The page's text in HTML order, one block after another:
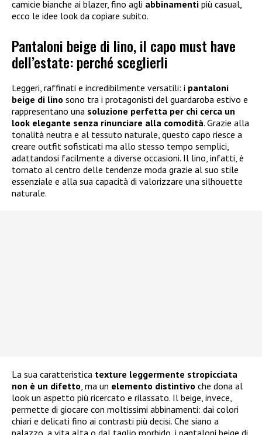
camicie bianche ai blazer, fino agli abbinamenti più casual,
ecco le idee look da copiare subito.
Pantaloni beige di lino, il capo must have
dell’estate: perché sceglierli
Leggeri, raffinati e incredibilmente versatili: i pantaloni
beige di lino sono tra i protagonisti del guardaroba estivo e
rappresentano una soluzione perfetta per chi cerca un
look elegante senza rinunciare alla comodità. Grazie alla
tonalità neutra e al tessuto naturale, questo capo riesce a
creare outfit sofisticati ma allo stesso tempo semplici,
adattandosi facilmente a diverse occasioni. Il lino, infatti, è
tornato al centro delle tendenze moda grazie al suo stile
essenziale e alla sua capacità di valorizzare una silhouette
naturale.
La sua caratteristica texture leggermente stropicciata
non è un difetto , ma un elemento distintivo che dona al
look un aspetto più ricercato e rilassato. Il beige, invece,
permette di giocare con moltissimi abbinamenti: dai colori
chiari e delicati fino ai contrasti più decisi. Che siano a
palazzo, a vita alta o dal taglio morbido, i pantaloni beige di